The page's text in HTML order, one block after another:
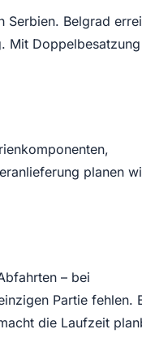
Serbien. Belgrad
Mit
planen
– bei
Partie fehlen.
die Laufzeit